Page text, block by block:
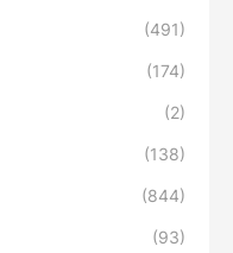
(491)
(174)
(2)
(138)
(844)
(93)